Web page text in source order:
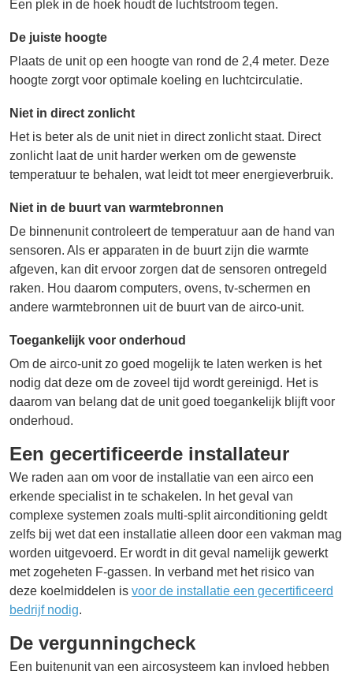
Een plek in de hoek houdt de luchtstroom tegen.
De juiste hoogte
Plaats de unit op een hoogte van rond de 2,4 meter. Deze
hoogte zorgt voor optimale koeling en luchtcirculatie.
Niet in direct zonlicht
Het is beter als de unit niet in direct zonlicht staat. Direct
zonlicht laat de unit harder werken om de gewenste
temperatuur te behalen, wat leidt tot meer energieverbruik.
Niet in de buurt van warmtebronnen
De binnenunit controleert de temperatuur aan de hand van
sensoren. Als er apparaten in de buurt zijn die warmte
afgeven, kan dit ervoor zorgen dat de sensoren ontregeld
raken. Hou daarom computers, ovens, tv-schermen en
andere warmtebronnen uit de buurt van de airco-unit.
Toegankelijk voor onderhoud
Om de airco-unit zo goed mogelijk te laten werken is het
nodig dat deze om de zoveel tijd wordt gereinigd. Het is
daarom van belang dat de unit goed toegankelijk blijft voor
onderhoud.
Een gecertificeerde installateur
We raden aan om voor de installatie van een airco een
erkende specialist in te schakelen. In het geval van
complexe systemen zoals multi-split airconditioning geldt
zelfs bij wet dat een installatie alleen door een vakman mag
worden uitgevoerd. Er wordt in dit geval namelijk gewerkt
met zogeheten F-gassen. In verband met het risico van
deze koelmiddelen is voor de installatie een gecertificeerd
bedrijf nodig.
De vergunningcheck
Een buitenunit van een aircosysteem kan invloed hebben